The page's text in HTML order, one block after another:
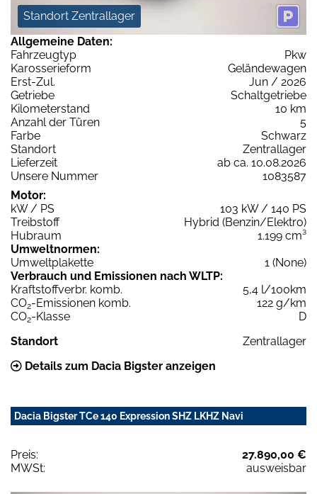
Standort Zentrallager
Allgemeine Daten:
Fahrzeugtyp
Pkw
Karosserieform
Geländewagen
Erst-Zul.
Jun / 2026
Getriebe
Schaltgetriebe
Kilometerstand
10 km
Anzahl der Türen
5
Farbe
Schwarz
Standort
Zentrallager
Lieferzeit
ab ca. 10.08.2026
Unsere Nummer
1083587
Motor:
kW / PS
103 kW / 140 PS
Treibstoff
Hybrid (Benzin/Elektro)
Hubraum
1.199 cm³
Umweltnormen:
Umweltplakette
1 (None)
Verbrauch und Emissionen nach WLTP:
Kraftstoffverbr. komb.
5,4 l/100km
CO2-Emissionen komb.
122 g/km
CO2-Klasse
D
Standort
Zentrallager
Details zum Dacia Bigster anzeigen
Dacia Bigster TCe 140 Expression SHZ LKHZ Navi
Preis:
27.890,00 €
MWSt:
ausweisbar